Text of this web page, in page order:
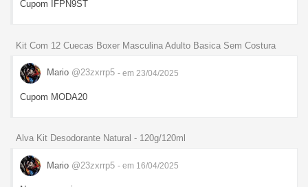
Cupom IFPN9ST
Kit Com 12 Cuecas Boxer Masculina Adulto Basica Sem Costura
Mario @23zxrrp5 - em 23/04/2025
Cupom MODA20
Alva Kit Desodorante Natural - 120g/120ml
Mario @23zxrrp5 - em 16/04/2025